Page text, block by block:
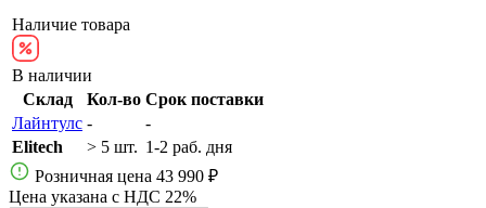
Наличие товара
В наличии
Склад
Кол-во Срок поставки
Лайнтулс -
-
Elitech
> 5 шт. 1-2 раб. дня
Розничная цена 43 990 ₽
Цена указана с НДС 22%